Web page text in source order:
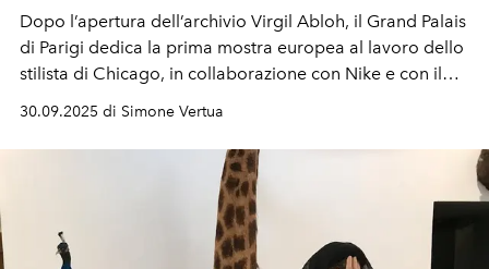
Dopo l’apertura dell’archivio Virgil Abloh, il Grand Palais
di Parigi dedica la prima mostra europea al lavoro dello
stilista di Chicago, in collaborazione con Nike e con il
30.09.2025 di Simone Vertua